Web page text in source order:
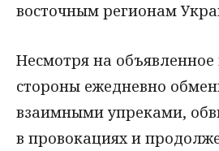
восточным регионам
Несмотря на
стороны ежедневно
взаимными упреками,
в провокациях и